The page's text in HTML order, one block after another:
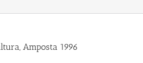
Amposta 1996